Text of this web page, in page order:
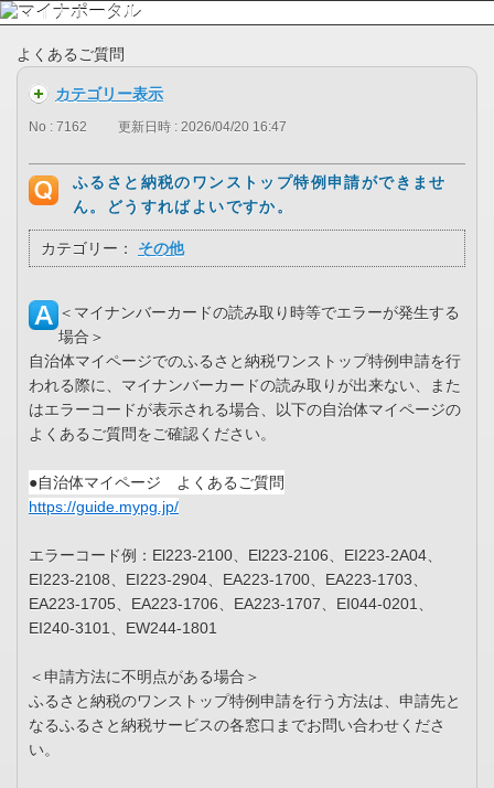
よくあるご質問
カテゴリー表示
No : 7162 更新日時 : 2026/04/20 16:47
ふるさと納税のワンストップ特例申請ができませ
ん。どうすればよいですか。
カテゴリー： その他
＜マイナンバーカードの読み取り時等でエラーが発生する
場合＞
自治体マイページでのふるさと納税ワンストップ特例申請を行
われる際に、マイナンバーカードの読み取りが出来ない、また
はエラーコードが表示される場合、以下の自治体マイページの
よくあるご質問をご確認ください。
●自治体マイページ よくあるご質問
https://guide.mypg.jp/
エラーコード例：El223-2100、El223-2106、EI223-2A04、
EI223-2108、EI223-2904、EA223-1700、EA223-1703、
EA223-1705、EA223-1706、EA223-1707、EI044-0201、
EI240-3101、EW244-1801
＜申請方法に不明点がある場合＞
ふるさと納税のワンストップ特例申請を行う方法は、申請先と
なるふるさと納税サービスの各窓口までお問い合わせくださ
い。